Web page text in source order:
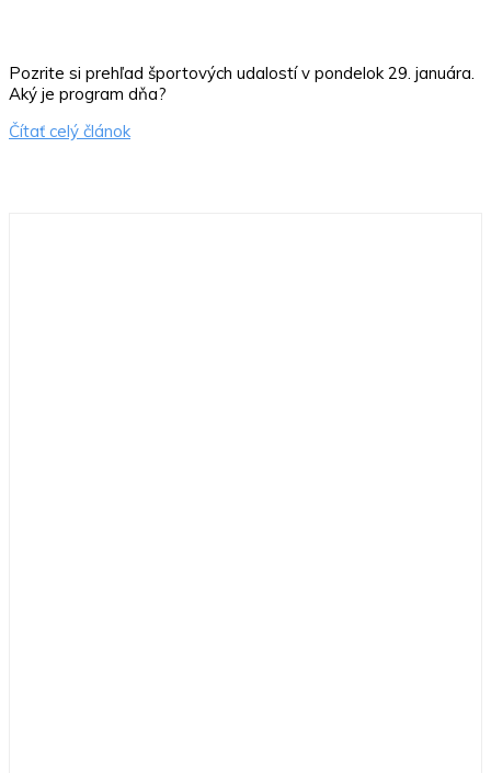
Pozrite si prehľad športových udalostí v pondelok 29. januára.
Aký je program dňa?
Čítať celý článok